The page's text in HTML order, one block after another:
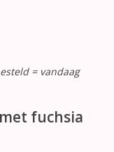
= vandaag
fuchsia